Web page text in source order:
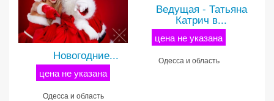
Новогодние...
цена не указана
Одесса и область
Ведущая - Татьяна
Катрич в...
цена не указана
Одесса и область